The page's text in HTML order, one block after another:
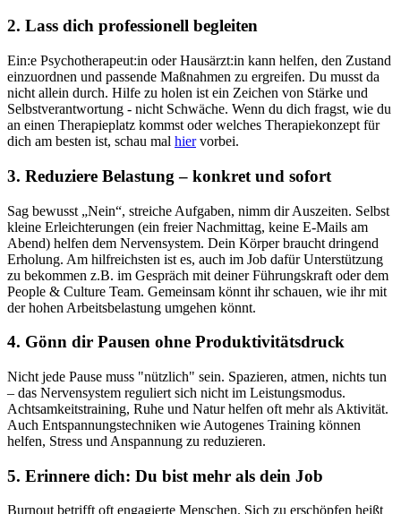
2. Lass dich professionell begleiten
Ein:e Psychotherapeut:in oder Hausärzt:in kann helfen, den Zustand
einzuordnen und passende Maßnahmen zu ergreifen. Du musst da
nicht allein durch. Hilfe zu holen ist ein Zeichen von Stärke und
Selbstverantwortung - nicht Schwäche. Wenn du dich fragst, wie du
an einen Therapieplatz kommst oder welches Therapiekonzept für
dich am besten ist, schau mal hiervorbei.
3. Reduziere Belastung – konkret und sofort
Sag bewusst „Nein“, streiche Aufgaben, nimm dir Auszeiten. Selbst
kleine Erleichterungen (ein freier Nachmittag, keine E-Mails am
Abend) helfen dem Nervensystem. Dein Körper braucht dringend
Erholung. Am hilfreichsten ist es, auch im Job dafür Unterstützung
zu bekommen z.B. im Gespräch mit deiner Führungskraft oder dem
People & Culture Team. Gemeinsam könnt ihr schauen, wie ihr mit
der hohen Arbeitsbelastung umgehen könnt.
4. Gönn dir Pausen ohne Produktivitätsdruck
Nicht jede Pause muss "nützlich" sein. Spazieren, atmen, nichts tun
– das Nervensystem reguliert sich nicht im Leistungsmodus.
Achtsamkeitstraining, Ruhe und Natur helfen oft mehr als Aktivität.
Auch Entspannungstechniken wie Autogenes Training können
helfen, Stress und Anspannung zu reduzieren.
5. Erinnere dich: Du bist mehr als dein Job
Burnout betrifft oft engagierte Menschen. Sich zu erschöpfen heißt